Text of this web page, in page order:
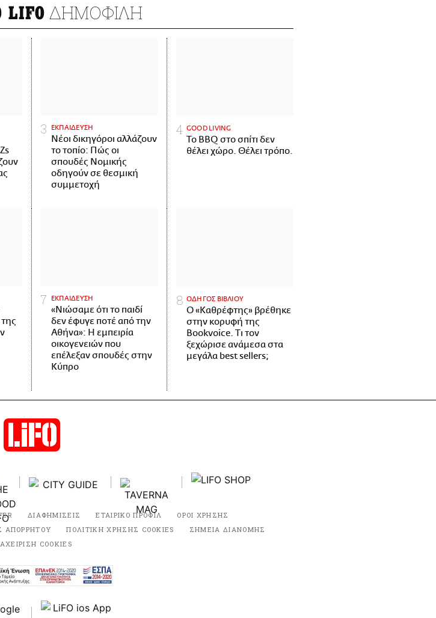
LIFO ΔΗΜΟΦΙΛΗ
ΕΚΠΑΙΔΕΥΣΗ
Νέοι δικηγόροι αλλάζουν
το τοπίο: Πώς οι
σπουδές Νομικής
οδηγούν σε θεσμική
συμμετοχή
GOOD LIVING
Το BBQ στο σπίτι δεν
θέλει χώρο. Θέλει τρόπο.
ΕΚΠΑΙΔΕΥΣΗ
«Νιώσαμε ότι το παιδί
δεν έφυγε ποτέ από την
Αθήνα»: Η εμπειρία
οικογενειών που
επέλεξαν σπουδές στην
Κύπρο
ΟΔΗΓΟΣ ΒΙΒΛΙΟΥ
Ο «Καθρέφτης» βρέθηκε
στην κορυφή της
Bookvoice. Τι τον
ξεχώρισε ανάμεσα στα
μεγάλα best sellers;
ΔΙΑΦΗΜΙΣΕΙΣ ΕΤΑΙΡΙΚΟ ΠΡΟΦΙΛ
ΟΡΟΙ ΧΡΗΣΗΣ
ΑΠΟΡΡΗΤΟΥ
ΠΟΛΙΤΙΚΗ ΧΡΗΣΗΣ COOKIES
ΣΗΜΕΙΑ ΔΙΑΝΟΜΗΣ
COOKIES